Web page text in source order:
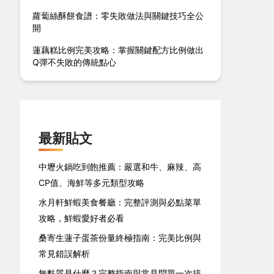
蘿蔔絲酥餅食譜：零失敗做法與關鍵技巧全公
開
蓮藕糕比例完美攻略：掌握關鍵配方比例做出
Q彈不失敗的傳統點心
最新貼文
中壢火鍋吃到飽推薦：嚴選和牛、麻辣、高
CP值、海鮮等多元類型攻略
水月軒鮮蝦美食餐廳：完整評測與必點菜單
攻略，鮮蝦愛好者必看
桑寄生蓮子蛋茶份量終極指南：完美比例與
常見錯誤解析